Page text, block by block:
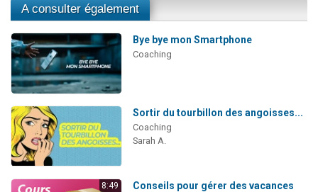
A consulter également
Bye bye mon Smartphone
Coaching
Sortir du tourbillon des angoisses...
Coaching
Sarah A.
8:49
Conseils pour gérer des vacances